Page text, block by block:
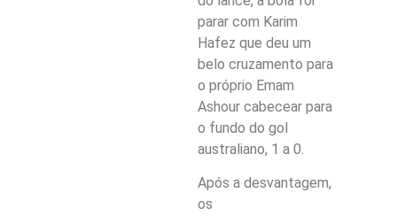
parar com Karim
Hafez que deu um
belo cruzamento para
o próprio Emam
Ashour cabecear para
o fundo do gol
australiano, 1 a 0.
Após a desvantagem,
os